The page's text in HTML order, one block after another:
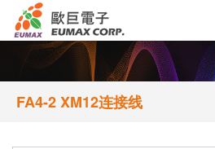
FA4-2 XM12连接线